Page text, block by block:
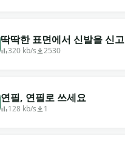
딱딱한 표면에서 신발을 신고
여유롭게 걷는다
320 kb/s 2530
연필, 연필로 쓰세요
128 kb/s 1